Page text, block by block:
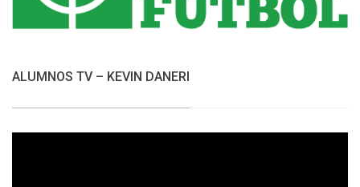
ALUMNOS TV – KEVIN DANERI